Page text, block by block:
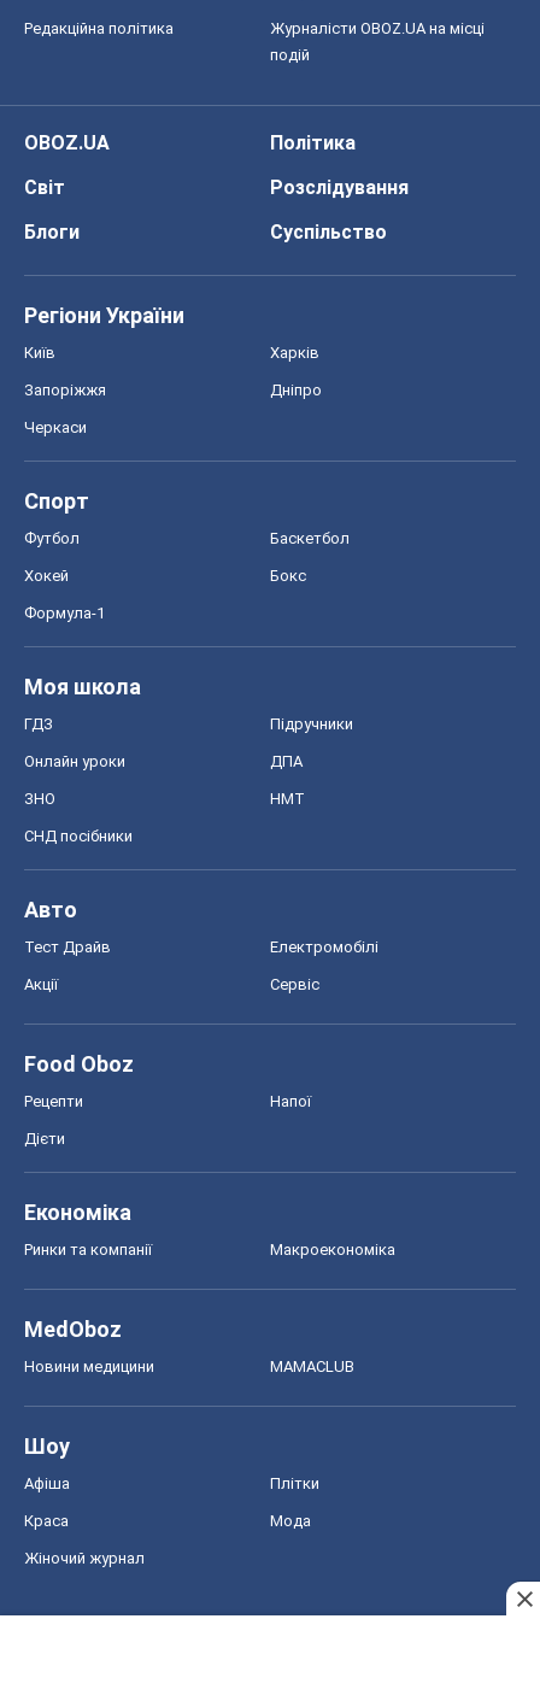
Редакційна політика
Журналісти OBOZ.UA на місці
подій
OBOZ.UA
Політика
Світ
Розслідування
Блоги
Суспільство
Регіони України
Київ Харків
Запоріжжя Дніпро
Черкаси
Спорт
Футбол Баскетбол
Хокей Бокс
Формула-1
Моя школа
ГДЗ Підручники
Онлайн уроки ДПА
ЗНО НМТ
СНД посібники
Авто
Тест Драйв Електромобілі
Акції Сервіс
Food Oboz
Рецепти Напої
Дієти
Економіка
Ринки та компанії Макроекономіка
MedOboz
Новини медицини MAMACLUB
Шоу
Афіша Плітки
Краса Мода
Жіночий журнал